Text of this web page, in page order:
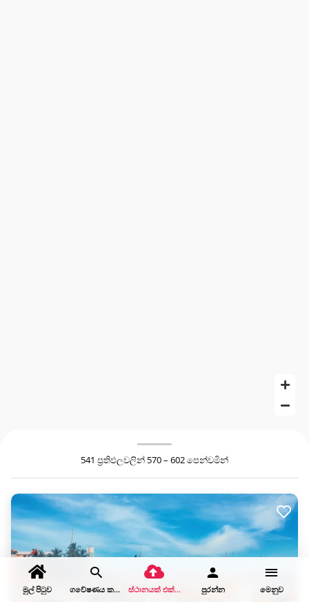
541 ප්‍රතිඵලවලින් 570 – 602 පෙන්වමින්
මුල් පිටුව ගවේෂණය කරන්න ස්ථානයක් එක් කරන්න පුරන්න මෙනුව